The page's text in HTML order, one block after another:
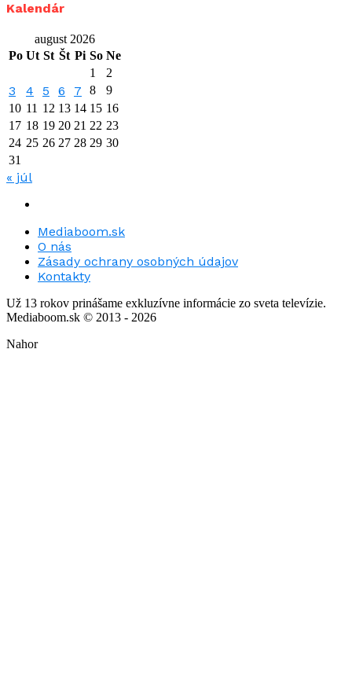
Kalendár
august 2026
Po Ut St Št Pi So Ne
1
2
3 4 5 6 7 8
9
10 11 12 13 14 15 16
17 18 19 20 21 22 23
24 25 26 27 28 29 30
31
« júl
Mediaboom.sk
O nás
Zásady ochrany osobných údajov
Kontakty
Už 13 rokov prinášame exkluzívne informácie zo sveta televízie.
Mediaboom.sk © 2013 - 2026
Nahor